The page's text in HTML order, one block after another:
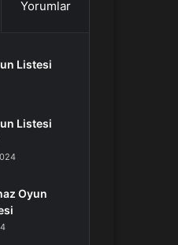
Yorumlar
Listesi
Listesi
Oyun